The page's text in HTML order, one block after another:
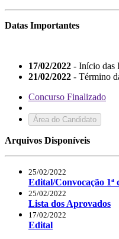
Datas Importantes
17/02/2022 - Início das
21/02/2022 - Término
Concurso Finalizado
Área do Candidato
Arquivos Disponíveis
25/02/2022
Edital/Convocação 1ª
25/02/2022
Lista dos Aprovados
17/02/2022
Edital